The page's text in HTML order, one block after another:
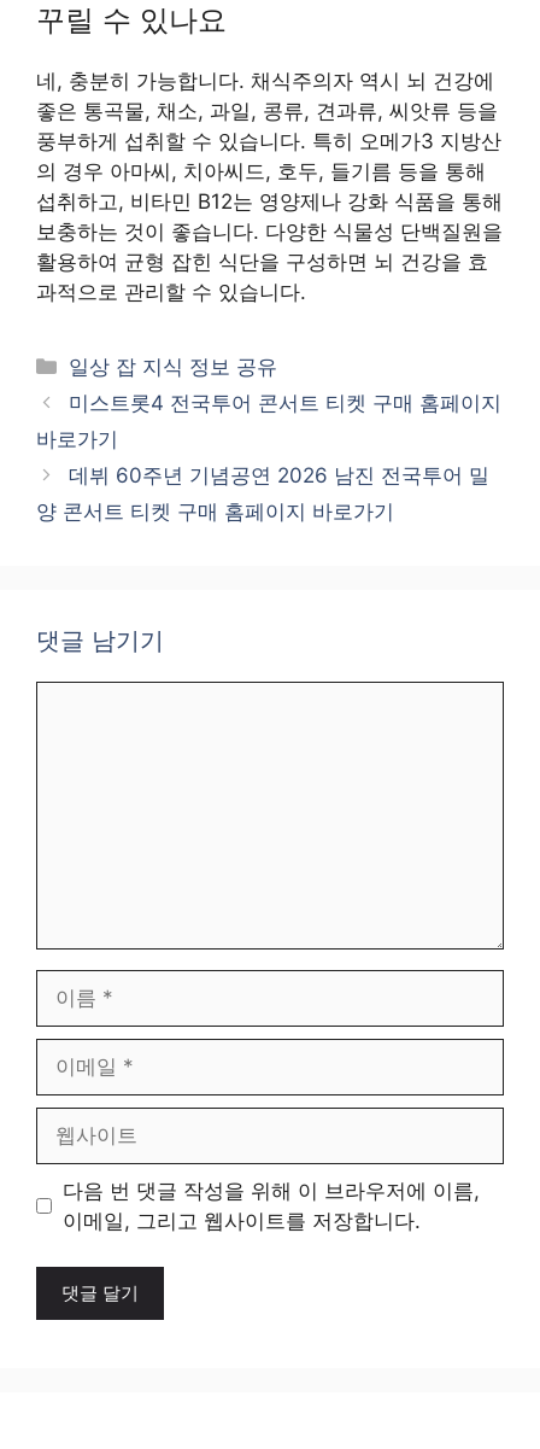
꾸릴 수 있나요
네, 충분히 가능합니다. 채식주의자 역시 뇌 건강에
좋은 통곡물, 채소, 과일, 콩류, 견과류, 씨앗류 등을
풍부하게 섭취할 수 있습니다. 특히 오메가3 지방산
의 경우 아마씨, 치아씨드, 호두, 들기름 등을 통해
섭취하고, 비타민 B12는 영양제나 강화 식품을 통해
보충하는 것이 좋습니다. 다양한 식물성 단백질원을
활용하여 균형 잡힌 식단을 구성하면 뇌 건강을 효
과적으로 관리할 수 있습니다.
카
테
고
리
일상 잡 지식 정보 공유
미스트롯4 전국투어 콘서트 티켓 구매 홈페이지
바로가기
데뷔 60주년 기념공연 2026 남진 전국투어 밀
양 콘서트 티켓 구매 홈페이지 바로가기
댓글 남기기
일
트
다음 번 댓글 작성을 위해 이 브라우저에 이름,
이메일, 그리고 웹사이트를 저장합니다.